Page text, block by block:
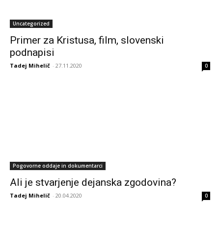
Uncategorized
Primer za Kristusa, film, slovenski
podnapisi
Tadej Mihelič - 27.11.2020 0
Pogovorne oddaje in dokumentarci
Ali je stvarjenje dejanska zgodovina?
Tadej Mihelič - 20.04.2020 0